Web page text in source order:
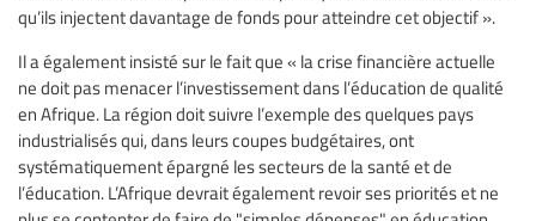
qu’ils injectent davantage de fonds pour atteindre cet objectif ».
Il a également insisté sur le fait que « la crise financière actuelle
ne doit pas menacer l’investissement dans l’éducation de qualité
en Afrique. La région doit suivre l’exemple des quelques pays
industrialisés qui, dans leurs coupes budgétaires, ont
systématiquement épargné les secteurs de la santé et de
l’éducation. L’Afrique devrait également revoir ses priorités et ne